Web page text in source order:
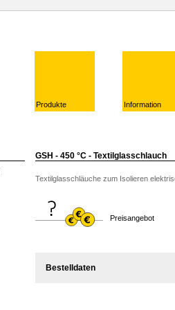
Produkte Information
GSH - 450 °C - Textilglasschlauch
Textilglasschläuche zum Isolieren
Preisangebot
Bestelldaten